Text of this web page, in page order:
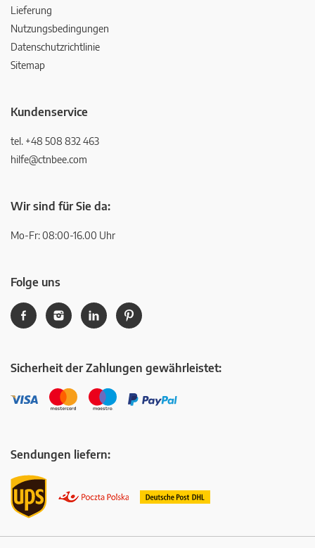
Lieferung
Nutzungsbedingungen
Datenschutzrichtlinie
Sitemap
Kundenservice
tel. +48 508 832 463
hilfe@ctnbee.com
Wir sind für Sie da:
Mo-Fr: 08:00-16.00 Uhr
Folge uns
Sicherheit der Zahlungen gewährleistet:
Sendungen liefern: